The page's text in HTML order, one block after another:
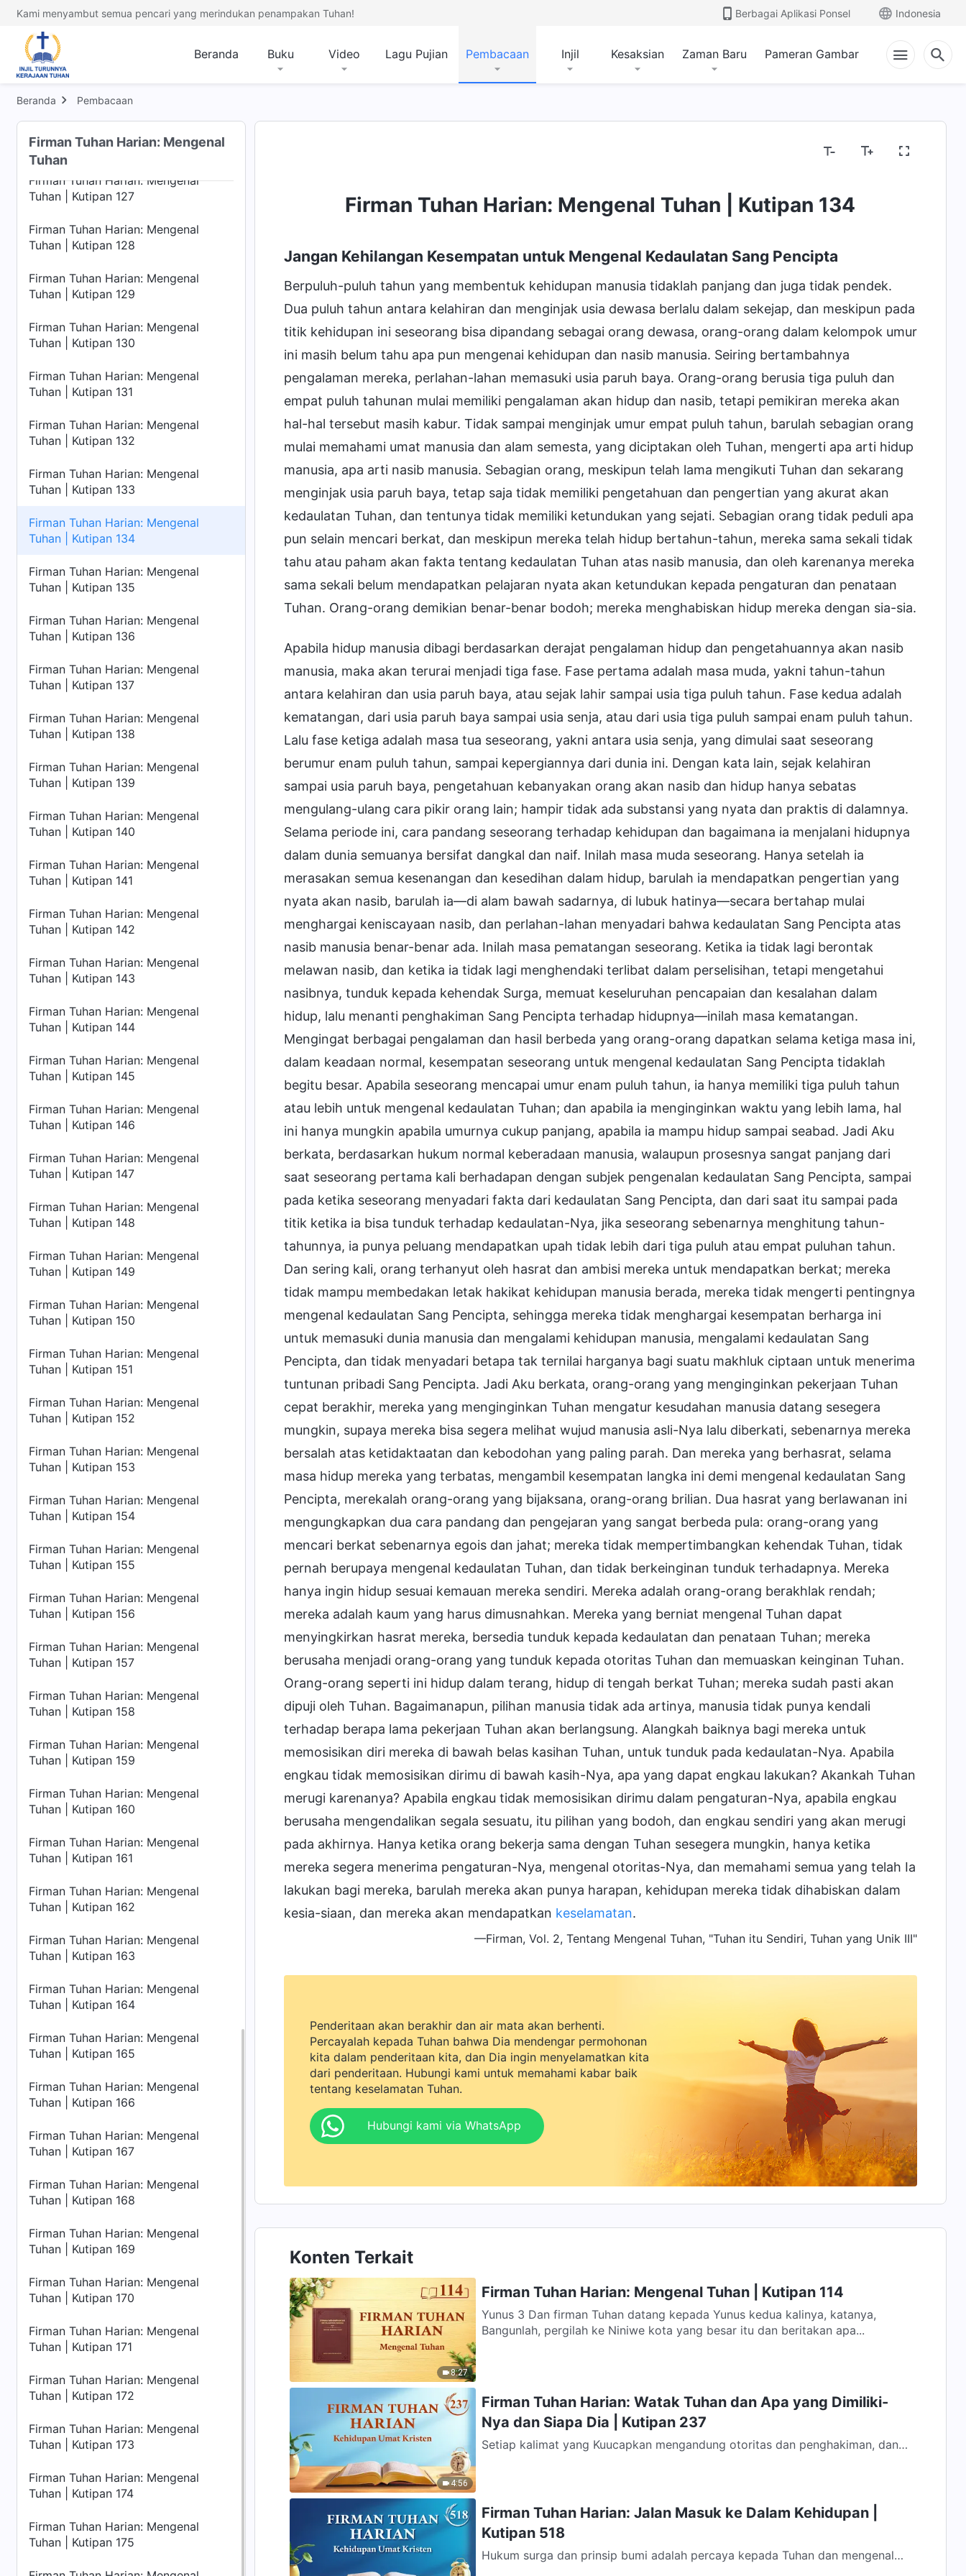
Kami menyambut semua pencari yang merindukan penampakan Tuhan! Berbagai Aplikasi Ponsel Indonesia
Beranda Buku Video Lagu Pujian Pembacaan Injil Kesaksian Zaman Baru Pameran Gambar
Beranda Pembacaan
Firman Tuhan Harian: Mengenal
Tuhan
Firman Tuhan Harian: Mengenal
Tuhan | Kutipan 124
Tuhan | Kutipan 125
Tuhan | Kutipan 126
Firman Tuhan Harian: Mengenal
Tuhan | Kutipan 127
Firman Tuhan Harian: Mengenal
Tuhan | Kutipan 128
Firman Tuhan Harian: Mengenal
Tuhan | Kutipan 129
Firman Tuhan Harian: Mengenal
Tuhan | Kutipan 130
Firman Tuhan Harian: Mengenal
Tuhan | Kutipan 131
Firman Tuhan Harian: Mengenal
Tuhan | Kutipan 132
Firman Tuhan Harian: Mengenal
Tuhan | Kutipan 133
Firman Tuhan Harian: Mengenal
Tuhan | Kutipan 134
Firman Tuhan Harian: Mengenal
Tuhan | Kutipan 135
Firman Tuhan Harian: Mengenal
Tuhan | Kutipan 136
Firman Tuhan Harian: Mengenal
Tuhan | Kutipan 137
Firman Tuhan Harian: Mengenal
Tuhan | Kutipan 138
Firman Tuhan Harian: Mengenal
Tuhan | Kutipan 139
Firman Tuhan Harian: Mengenal
Tuhan | Kutipan 140
Firman Tuhan Harian: Mengenal
Tuhan | Kutipan 141
Firman Tuhan Harian: Mengenal
Tuhan | Kutipan 142
Firman Tuhan Harian: Mengenal
Tuhan | Kutipan 143
Firman Tuhan Harian: Mengenal
Tuhan | Kutipan 144
Firman Tuhan Harian: Mengenal
Tuhan | Kutipan 145
Firman Tuhan Harian: Mengenal
Tuhan | Kutipan 146
Firman Tuhan Harian: Mengenal
Tuhan | Kutipan 147
Firman Tuhan Harian: Mengenal
Tuhan | Kutipan 148
Firman Tuhan Harian: Mengenal
Tuhan | Kutipan 149
Firman Tuhan Harian: Mengenal
Tuhan | Kutipan 150
Firman Tuhan Harian: Mengenal
Tuhan | Kutipan 151
Firman Tuhan Harian: Mengenal
Tuhan | Kutipan 152
Firman Tuhan Harian: Mengenal
Tuhan | Kutipan 153
Firman Tuhan Harian: Mengenal
Tuhan | Kutipan 154
Firman Tuhan Harian: Mengenal
Tuhan | Kutipan 155
Firman Tuhan Harian: Mengenal
Tuhan | Kutipan 156
Firman Tuhan Harian: Mengenal
Tuhan | Kutipan 157
Firman Tuhan Harian: Mengenal
Tuhan | Kutipan 158
Firman Tuhan Harian: Mengenal
Tuhan | Kutipan 159
Firman Tuhan Harian: Mengenal
Tuhan | Kutipan 160
Firman Tuhan Harian: Mengenal
Tuhan | Kutipan 161
Firman Tuhan Harian: Mengenal
Tuhan | Kutipan 162
Firman Tuhan Harian: Mengenal
Tuhan | Kutipan 163
Firman Tuhan Harian: Mengenal
Tuhan | Kutipan 164
Firman Tuhan Harian: Mengenal
Tuhan | Kutipan 165
Firman Tuhan Harian: Mengenal
Tuhan | Kutipan 166
Firman Tuhan Harian: Mengenal
Tuhan | Kutipan 167
Firman Tuhan Harian: Mengenal
Tuhan | Kutipan 168
Firman Tuhan Harian: Mengenal
Tuhan | Kutipan 169
Firman Tuhan Harian: Mengenal
Tuhan | Kutipan 170
Firman Tuhan Harian: Mengenal
Tuhan | Kutipan 171
Firman Tuhan Harian: Mengenal
Tuhan | Kutipan 172
Firman Tuhan Harian: Mengenal
Tuhan | Kutipan 173
Firman Tuhan Harian: Mengenal
Tuhan | Kutipan 174
Firman Tuhan Harian: Mengenal
Tuhan | Kutipan 175
Firman Tuhan Harian: Mengenal Tuhan | Kutipan 134
Jangan Kehilangan Kesempatan untuk Mengenal Kedaulatan Sang Pencipta
Berpuluh-puluh tahun yang membentuk kehidupan manusia tidaklah panjang dan juga tidak pendek.
Dua puluh tahun antara kelahiran dan menginjak usia dewasa berlalu dalam sekejap, dan meskipun pada
titik kehidupan ini seseorang bisa dipandang sebagai orang dewasa, orang-orang dalam kelompok umur
ini masih belum tahu apa pun mengenai kehidupan dan nasib manusia. Seiring bertambahnya
pengalaman mereka, perlahan-lahan memasuki usia paruh baya. Orang-orang berusia tiga puluh dan
empat puluh tahunan mulai memiliki pengalaman akan hidup dan nasib, tetapi pemikiran mereka akan
hal-hal tersebut masih kabur. Tidak sampai menginjak umur empat puluh tahun, barulah sebagian orang
mulai memahami umat manusia dan alam semesta, yang diciptakan oleh Tuhan, mengerti apa arti hidup
manusia, apa arti nasib manusia. Sebagian orang, meskipun telah lama mengikuti Tuhan dan sekarang
menginjak usia paruh baya, tetap saja tidak memiliki pengetahuan dan pengertian yang akurat akan
kedaulatan Tuhan, dan tentunya tidak memiliki ketundukan yang sejati. Sebagian orang tidak peduli apa
pun selain mencari berkat, dan meskipun mereka telah hidup bertahun-tahun, mereka sama sekali tidak
tahu atau paham akan fakta tentang kedaulatan Tuhan atas nasib manusia, dan oleh karenanya mereka
sama sekali belum mendapatkan pelajaran nyata akan ketundukan kepada pengaturan dan penataan
Tuhan. Orang-orang demikian benar-benar bodoh; mereka menghabiskan hidup mereka dengan sia-sia.
Apabila hidup manusia dibagi berdasarkan derajat pengalaman hidup dan pengetahuannya akan nasib
manusia, maka akan terurai menjadi tiga fase. Fase pertama adalah masa muda, yakni tahun-tahun
antara kelahiran dan usia paruh baya, atau sejak lahir sampai usia tiga puluh tahun. Fase kedua adalah
kematangan, dari usia paruh baya sampai usia senja, atau dari usia tiga puluh sampai enam puluh tahun.
Lalu fase ketiga adalah masa tua seseorang, yakni antara usia senja, yang dimulai saat seseorang
berumur enam puluh tahun, sampai kepergiannya dari dunia ini. Dengan kata lain, sejak kelahiran
sampai usia paruh baya, pengetahuan kebanyakan orang akan nasib dan hidup hanya sebatas
mengulang-ulang cara pikir orang lain; hampir tidak ada substansi yang nyata dan praktis di dalamnya.
Selama periode ini, cara pandang seseorang terhadap kehidupan dan bagaimana ia menjalani hidupnya
dalam dunia semuanya bersifat dangkal dan naif. Inilah masa muda seseorang. Hanya setelah ia
merasakan semua kesenangan dan kesedihan dalam hidup, barulah ia mendapatkan pengertian yang
nyata akan nasib, barulah ia—di alam bawah sadarnya, di lubuk hatinya—secara bertahap mulai
menghargai keniscayaan nasib, dan perlahan-lahan menyadari bahwa kedaulatan Sang Pencipta atas
nasib manusia benar-benar ada. Inilah masa pematangan seseorang. Ketika ia tidak lagi berontak
melawan nasib, dan ketika ia tidak lagi menghendaki terlibat dalam perselisihan, tetapi mengetahui
nasibnya, tunduk kepada kehendak Surga, memuat keseluruhan pencapaian dan kesalahan dalam
hidup, lalu menanti penghakiman Sang Pencipta terhadap hidupnya—inilah masa kematangan.
Mengingat berbagai pengalaman dan hasil berbeda yang orang-orang dapatkan selama ketiga masa ini,
dalam keadaan normal, kesempatan seseorang untuk mengenal kedaulatan Sang Pencipta tidaklah
begitu besar. Apabila seseorang mencapai umur enam puluh tahun, ia hanya memiliki tiga puluh tahun
atau lebih untuk mengenal kedaulatan Tuhan; dan apabila ia menginginkan waktu yang lebih lama, hal
ini hanya mungkin apabila umurnya cukup panjang, apabila ia mampu hidup sampai seabad. Jadi Aku
berkata, berdasarkan hukum normal keberadaan manusia, walaupun prosesnya sangat panjang dari
saat seseorang pertama kali berhadapan dengan subjek pengenalan kedaulatan Sang Pencipta, sampai
pada ketika seseorang menyadari fakta dari kedaulatan Sang Pencipta, dan dari saat itu sampai pada
titik ketika ia bisa tunduk terhadap kedaulatan-Nya, jika seseorang sebenarnya menghitung tahun-
tahunnya, ia punya peluang mendapatkan upah tidak lebih dari tiga puluh atau empat puluhan tahun.
Dan sering kali, orang terhanyut oleh hasrat dan ambisi mereka untuk mendapatkan berkat; mereka
tidak mampu membedakan letak hakikat kehidupan manusia berada, mereka tidak mengerti pentingnya
mengenal kedaulatan Sang Pencipta, sehingga mereka tidak menghargai kesempatan berharga ini
untuk memasuki dunia manusia dan mengalami kehidupan manusia, mengalami kedaulatan Sang
Pencipta, dan tidak menyadari betapa tak ternilai harganya bagi suatu makhluk ciptaan untuk menerima
tuntunan pribadi Sang Pencipta. Jadi Aku berkata, orang-orang yang menginginkan pekerjaan Tuhan
cepat berakhir, mereka yang menginginkan Tuhan mengatur kesudahan manusia datang sesegera
mungkin, supaya mereka bisa segera melihat wujud manusia asli-Nya lalu diberkati, sebenarnya mereka
bersalah atas ketidaktaatan dan kebodohan yang paling parah. Dan mereka yang berhasrat, selama
masa hidup mereka yang terbatas, mengambil kesempatan langka ini demi mengenal kedaulatan Sang
Pencipta, merekalah orang-orang yang bijaksana, orang-orang brilian. Dua hasrat yang berlawanan ini
mengungkapkan dua cara pandang dan pengejaran yang sangat berbeda pula: orang-orang yang
mencari berkat sebenarnya egois dan jahat; mereka tidak mempertimbangkan kehendak Tuhan, tidak
pernah berupaya mengenal kedaulatan Tuhan, dan tidak berkeinginan tunduk terhadapnya. Mereka
hanya ingin hidup sesuai kemauan mereka sendiri. Mereka adalah orang-orang berakhlak rendah;
mereka adalah kaum yang harus dimusnahkan. Mereka yang berniat mengenal Tuhan dapat
menyingkirkan hasrat mereka, bersedia tunduk kepada kedaulatan dan penataan Tuhan; mereka
berusaha menjadi orang-orang yang tunduk kepada otoritas Tuhan dan memuaskan keinginan Tuhan.
Orang-orang seperti ini hidup dalam terang, hidup di tengah berkat Tuhan; mereka sudah pasti akan
dipuji oleh Tuhan. Bagaimanapun, pilihan manusia tidak ada artinya, manusia tidak punya kendali
terhadap berapa lama pekerjaan Tuhan akan berlangsung. Alangkah baiknya bagi mereka untuk
memosisikan diri mereka di bawah belas kasihan Tuhan, untuk tunduk pada kedaulatan-Nya. Apabila
engkau tidak memosisikan dirimu di bawah kasih-Nya, apa yang dapat engkau lakukan? Akankah Tuhan
merugi karenanya? Apabila engkau tidak memosisikan dirimu dalam pengaturan-Nya, apabila engkau
berusaha mengendalikan segala sesuatu, itu pilihan yang bodoh, dan engkau sendiri yang akan merugi
pada akhirnya. Hanya ketika orang bekerja sama dengan Tuhan sesegera mungkin, hanya ketika
mereka segera menerima pengaturan-Nya, mengenal otoritas-Nya, dan memahami semua yang telah Ia
lakukan bagi mereka, barulah mereka akan punya harapan, kehidupan mereka tidak dihabiskan dalam
kesia-siaan, dan mereka akan mendapatkan keselamatan.
—Firman, Vol. 2, Tentang Mengenal Tuhan, "Tuhan itu Sendiri, Tuhan yang Unik III"
Penderitaan akan berakhir dan air mata akan berhenti.
Percayalah kepada Tuhan bahwa Dia mendengar permohonan
kita dalam penderitaan kita, dan Dia ingin menyelamatkan kita
dari penderitaan. Hubungi kami untuk memahami kabar baik
tentang keselamatan Tuhan.
Hubungi kami via WhatsApp
Konten Terkait
8:27
Firman Tuhan Harian: Mengenal Tuhan | Kutipan 114
Yunus 3 Dan firman Tuhan datang kepada Yunus kedua kalinya, katanya,
Bangunlah, pergilah ke Niniwe kota yang besar itu dan beritakan apa...
4:56
Firman Tuhan Harian: Watak Tuhan dan Apa yang Dimiliki-
Nya dan Siapa Dia | Kutipan 237
Setiap kalimat yang Kuucapkan mengandung otoritas dan penghakiman, dan
Firman Tuhan Harian: Jalan Masuk ke Dalam Kehidupan |
Kutipan 518
Hukum surga dan prinsip bumi adalah percaya kepada Tuhan dan mengenal